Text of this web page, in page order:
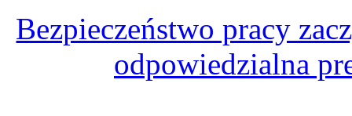
Bezpieczeństwo pracy
odpowiedzialna